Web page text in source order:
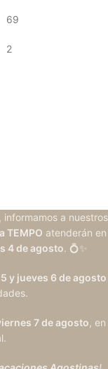
69
2
informamos a nuestros
TEMPO atenderán en
4 de agosto. 💍✨
y jueves 6 de agosto
7 de agosto, en